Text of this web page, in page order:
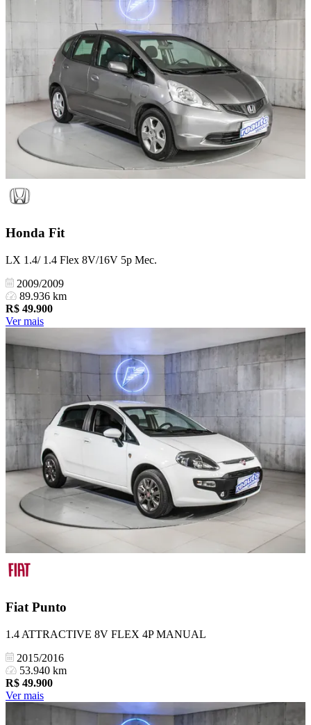
Honda Fit
LX 1.4/ 1.4 Flex 8V/16V 5p Mec.
2009/2009
89.936 km
R$ 49.900
Ver mais
Fiat Punto
1.4 ATTRACTIVE 8V FLEX 4P MANUAL
2015/2016
53.940 km
R$ 49.900
Ver mais